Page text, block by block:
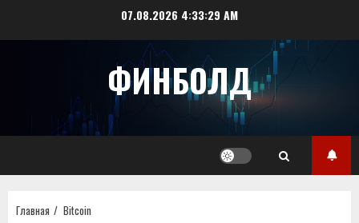
07.08.2026 4:33:30 AM
ФИНБОЛД
Главная Bitcoin